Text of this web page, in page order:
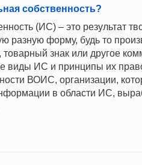
собственность?
(ИС) – это результат
разную форму, будь то
знак или другое
виды ИС и принципы их
ВОИС, организации,
в области ИС,